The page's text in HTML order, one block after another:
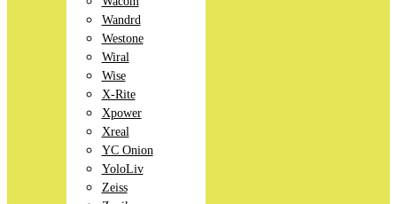
Wandrd
Westone
Wiral
Wise
X-Rite
Xpower
Xreal
YC Onion
YoloLiv
Zeiss